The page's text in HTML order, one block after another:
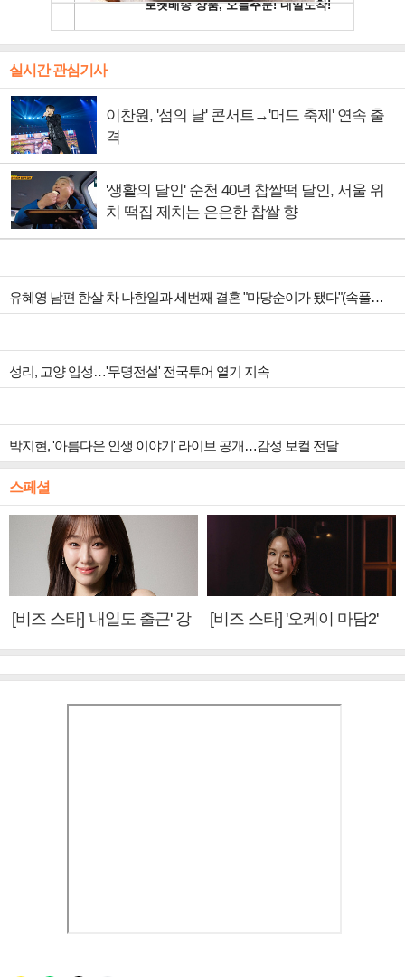
실시간 관심기사
이찬원, '섬의 날' 콘서트→'머드 축제' 연속 출
격
'생활의 달인' 순천 40년 찹쌀떡 달인, 서울 위
치 떡집 제치는 은은한 찹쌀 향
유혜영 남편 한살 차 나한일과 세번째 결혼 "마당순이가 됐다"(속풀이쇼동치미)
성리, 고양 입성…'무명전설' 전국투어 열기 지속
박지현, '아름다운 인생 이야기' 라이브 공개…감성 보컬 전달
스페셜
[비즈 스타] '내일도 출근' 강
[비즈 스타] '오케이 마담2'